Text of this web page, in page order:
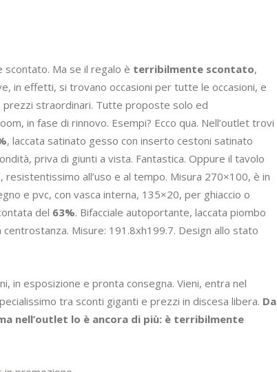
scontato. Ma se il regalo è terribilmente scontato,
in effetti, si trovano occasioni per tutte le occasioni, e
prezzi straordinari. Tutte proposte solo ed
in fase di rinnovo. Esempi? Ecco qua. Nell’outlet trovi
, laccata satinato gesso con inserto cestoni satinato
priva di giunti a vista. Fantastica. Oppure il tavolo
, resistentissimo all’uso e al tempo. Misura 270×100, è in
e pvc, con vasca interna, 135×20, per ghiaccio o
del 63%. Bifacciale autoportante, laccata piombo
Misure: 191.8xh199.7. Design allo stato
in esposizione e pronta consegna. Vieni, entra nel
tra sconti giganti e prezzi in discesa libera. Da
nell’outlet lo è ancora di più: è terribilmente